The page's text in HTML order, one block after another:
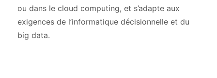
ou dans le cloud computing, et s’adapte aux
exigences de l’informatique décisionnelle et du
big data.